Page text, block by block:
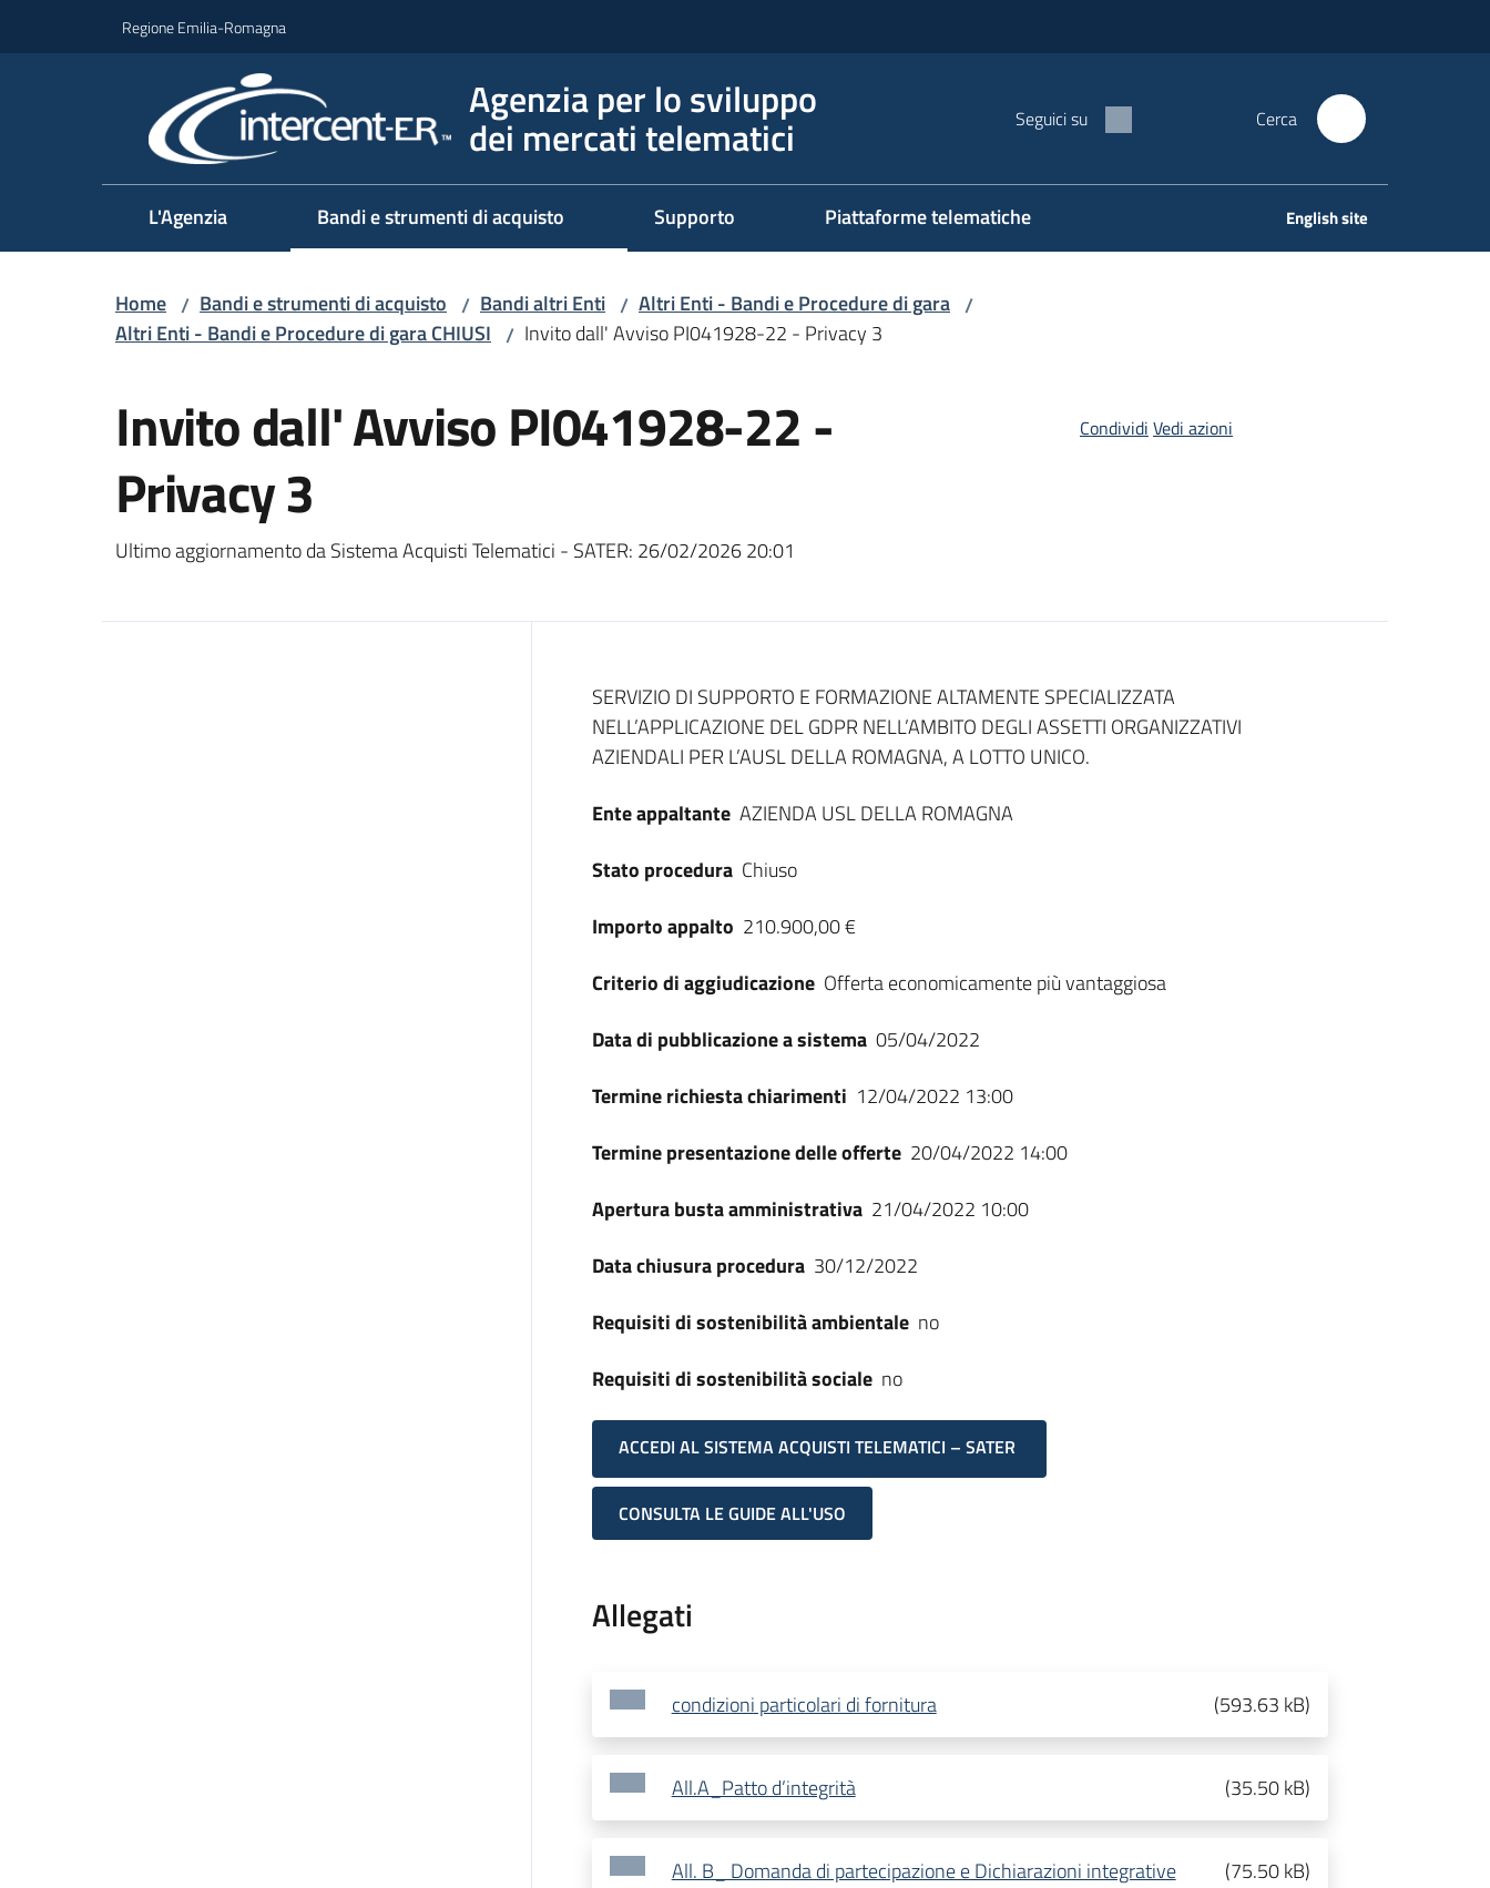
Regione Emilia-Romagna
Agenzia per lo sviluppo
dei mercati telematici Seguici su Cerca
L'Agenzia Bandi e strumenti di acquisto Supporto Piattaforme telematiche English site
Home / Bandi e strumenti di acquisto / Bandi altri Enti / Altri Enti - Bandi e Procedure di gara /
Altri Enti - Bandi e Procedure di gara CHIUSI / Invito dall' Avviso PI041928-22 - Privacy 3
Invito dall' Avviso PI041928-22 -
Privacy 3
Ultimo aggiornamento da Sistema Acquisti Telematici - SATER: 26/02/2026 20:01
Condividi Vedi azioni
Dati del bando
SERVIZIO DI SUPPORTO E FORMAZIONE ALTAMENTE SPECIALIZZATA
NELL’APPLICAZIONE DEL GDPR NELL’AMBITO DEGLI ASSETTI ORGANIZZATIVI
AZIENDALI PER L’AUSL DELLA ROMAGNA, A LOTTO UNICO.
Ente appaltante AZIENDA USL DELLA ROMAGNA
Stato procedura Chiuso
Importo appalto 210.900,00 €
Criterio di aggiudicazione Offerta economicamente più vantaggiosa
Data di pubblicazione a sistema 05/04/2022
Termine richiesta chiarimenti 12/04/2022 13:00
Termine presentazione delle offerte 20/04/2022 14:00
Apertura busta amministrativa 21/04/2022 10:00
Data chiusura procedura 30/12/2022
Requisiti di sostenibilità ambientale no
Requisiti di sostenibilità sociale no
ACCEDI AL SISTEMA ACQUISTI TELEMATICI – SATER
CONSULTA LE GUIDE ALL'USO
Allegati
condizioni particolari di fornitura (593.63 kB)
All.A_Patto d’integrità (35.50 kB)
All. B_ Domanda di partecipazione e Dichiarazioni integrative (75.50 kB)